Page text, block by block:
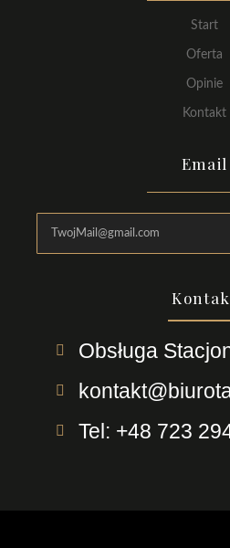
Start
Oferta
Opinie
Kontakt
Email
Obsługa
Tel: +48 723